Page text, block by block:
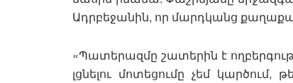
Ադրբեջանին, որ մարդկանց
«Պատերազմը շատերին է
լցնելու մոտեցումը չեմ